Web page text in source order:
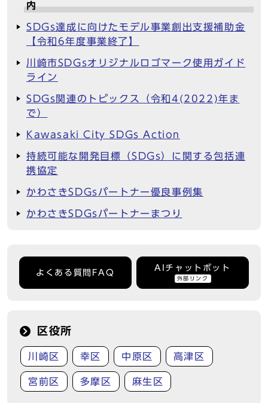
内
SDGs達成に向けたモデル事業創出支援補助金
【令和6年度事業終了】
川崎市SDGsオリジナルロゴマーク使用ガイド
ライン
SDGs関連のトピックス（令和4(2022)年ま
で）
Kawasaki City SDGs Action
持続可能な開発目標（SDGs）に関する包括連
携協定
かわさきSDGsパートナー優良事例集
かわさきSDGsパートナーまつり
よくある質問FAQ
AIチャットボット
外部リンク
区役所
川崎区 幸区 中原区 高津区
宮前区 多摩区 麻生区